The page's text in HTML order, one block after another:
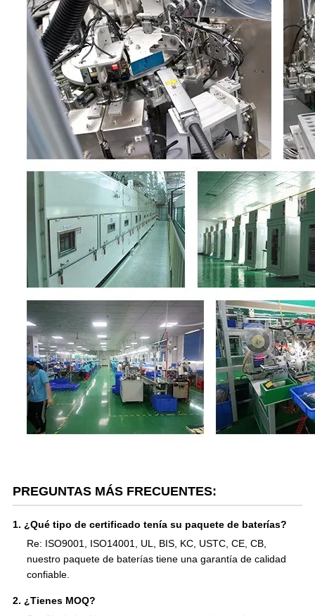
PREGUNTAS MÁS FRECUENTES:
1. ¿Qué tipo de certificado tenía su paquete de baterías?
Re: ISO9001, ISO14001, UL, BIS, KC, USTC, CE, CB,
nuestro paquete de baterías tiene una garantía de calidad
confiable.
2. ¿Tienes MOQ?